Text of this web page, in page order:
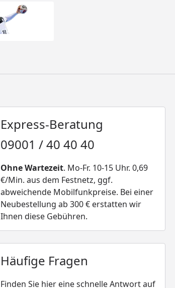
Express-Beratung
09001 / 40 40 40
Ohne Wartezeit. Mo-Fr. 10-15 Uhr. 0,69
€/Min. aus dem Festnetz, ggf.
abweichende Mobilfunkpreise. Bei einer
Neubestellung ab 300 € erstatten wir
Ihnen diese Gebühren.
Häufige Fragen
Finden Sie hier eine schnelle Antwort auf